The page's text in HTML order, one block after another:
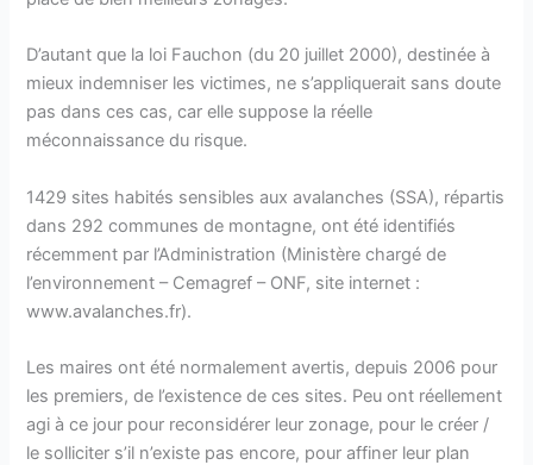
D’autant que la loi Fauchon (du 20 juillet 2000), destinée à
mieux indemniser les victimes, ne s’appliquerait sans doute
pas dans ces cas, car elle suppose la réelle
méconnaissance du risque.
1429 sites habités sensibles aux avalanches (SSA), répartis
dans 292 communes de montagne, ont été identifiés
récemment par l’Administration (Ministère chargé de
l’environnement – Cemagref – ONF, site internet :
www.avalanches.fr).
Les maires ont été normalement avertis, depuis 2006 pour
les premiers, de l’existence de ces sites. Peu ont réellement
agi à ce jour pour reconsidérer leur zonage, pour le créer /
le solliciter s’il n’existe pas encore, pour affiner leur plan